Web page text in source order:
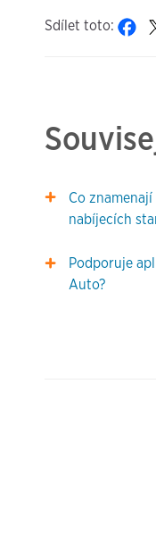
Sdílet toto:
Co
nabíjecích
Podporuje
Auto?